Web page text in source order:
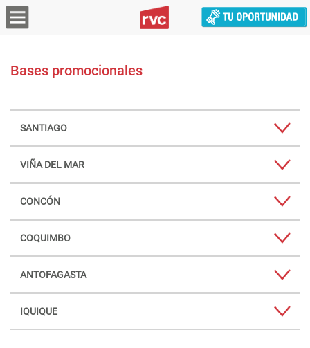
Bases promocionales
SANTIAGO
VIÑA DEL MAR
CONCÓN
COQUIMBO
ANTOFAGASTA
IQUIQUE